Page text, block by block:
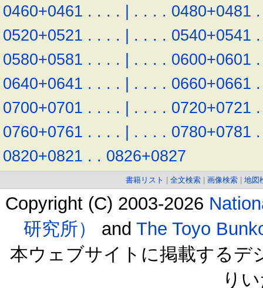
0460+0461 . . . . | . . . . 0480+0481 .
0520+0521 . . . . | . . . . 0540+0541 .
0580+0581 . . . . | . . . . 0600+0601 .
0640+0641 . . . . | . . . . 0660+0661 .
0700+0701 . . . . | . . . . 0720+0721 .
0760+0761 . . . . | . . . . 0780+0781 .
0820+0821 . . 0826+0827
書籍リスト 全文検索 画像検索 地図
Copyright (C) 2003-2026
研究所）
and The Toyo
本ウェブサイトに掲載するデ
り